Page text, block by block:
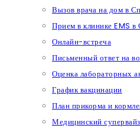
Вызов врача на дом в
Прием в клинике EMS в
Онлайн-встреча
Письменный ответ на
Оценка лабораторных
График вакцинации
План прикорма и
Медицинский